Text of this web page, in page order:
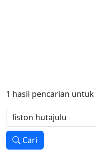
1 hasil pencarian untuk
Cari